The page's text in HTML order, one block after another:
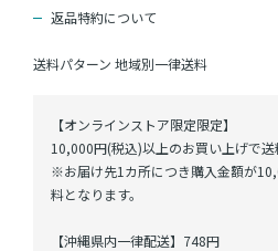
送料パターン 地域別一律送料
返品特約について
【オンラインストア限定限定】
10,000円(税込)以上のお買い上げで
※お届け先1カ所につき購入金額が
料となります。
【沖縄県内一律配送】748円